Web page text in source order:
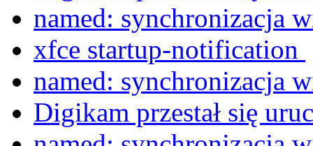
named: synchronizacja
xfce startup-notification
named: synchronizacja
Digikam przestał się